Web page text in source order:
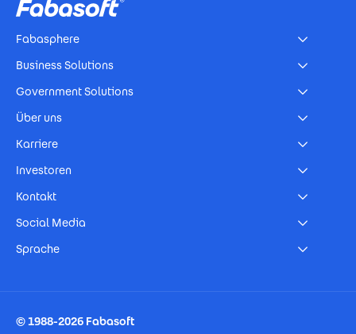
Fabasphere
Business Solutions
Government Solutions
Über uns
Karriere
Investoren
Kontakt
Social Media
Sprache
© 1988-2026 Fabasoft